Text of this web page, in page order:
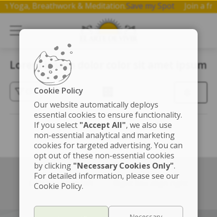
on Yoga, Breathwork & Meditation.Save my Spot Join a
Lorem ipsum dolor color sit amet ipsum
(3)
Left box align left Right box align right
Cookie Policy
Our website automatically deploys
essential cookies to ensure functionality.
If you select "Accept All", we also use
non-essential analytical and marketing
cookies for targeted advertising. You can
opt out of these non-essential cookies
by clicking "Necessary Cookies Only".
For detailed information, please see our
Cookie Policy.